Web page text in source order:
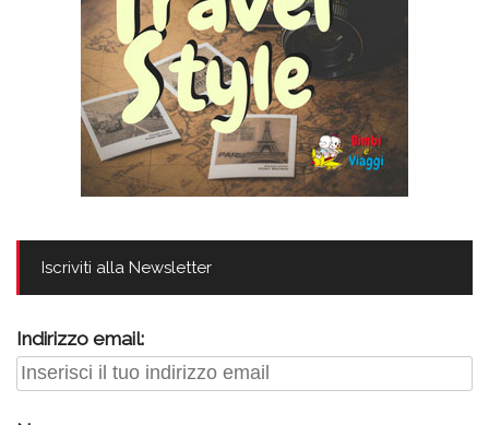
Iscriviti alla Newsletter
Indirizzo email: